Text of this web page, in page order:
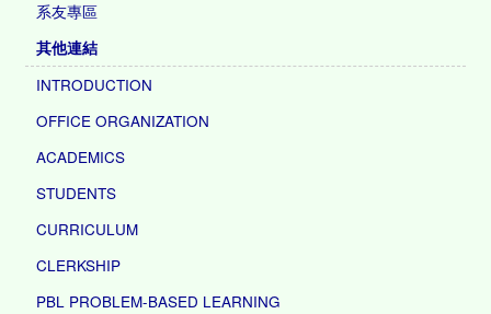
系友專區
其他連結
INTRODUCTION
OFFICE ORGANIZATION
ACADEMICS
STUDENTS
CURRICULUM
CLERKSHIP
PBL PROBLEM-BASED LEARNING